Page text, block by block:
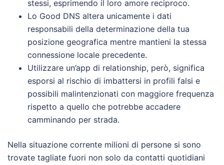
stessi, esprimendo il loro amore reciproco.
Lo Good DNS altera unicamente i dati
responsabili della determinazione della tua
posizione geografica mentre mantieni la stessa
connessione locale precedente.
Utilizzare un’app di relationship, però, significa
esporsi al rischio di imbattersi in profili falsi e
possibili malintenzionati con maggiore frequenza
rispetto a quello che potrebbe accadere
camminando per strada.
Nella situazione corrente milioni di persone si sono
trovate tagliate fuori non solo da contatti quotidiani